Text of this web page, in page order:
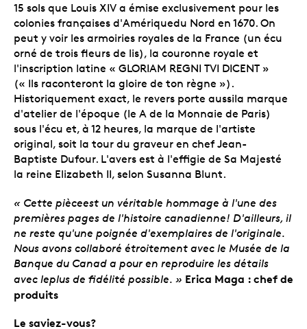
15 sols que Louis XIV a émise exclusivement pour les
colonies françaises d'Amériquedu Nord en 1670. On
peut y voir les armoiries royales de la France (un écu
orné de trois fleurs de lis), la couronne royale et
l'inscription latine « GLORIAM REGNI TVI DICENT »
(« Ils raconteront la gloire de ton règne »).
Historiquement exact, le revers porte aussila marque
d'atelier de l'époque (le A de la Monnaie de Paris)
sous l'écu et, à 12 heures, la marque de l'artiste
original, soit la tour du graveur en chef Jean-
Baptiste Dufour. L'avers est à l'effigie de Sa Majesté
la reine Elizabeth II, selon Susanna Blunt.
« Cette pièceest un véritable hommage à l'une des
premières pages de l'histoire canadienne! D'ailleurs, il
ne reste qu'une poignée d'exemplaires de l'originale.
Nous avons collaboré étroitement avec le Musée de la
Banque du Canad a pour en reproduire les détails
avec leplus de fidélité possible. » Erica Maga : chef de
produits
Le saviez-vous?